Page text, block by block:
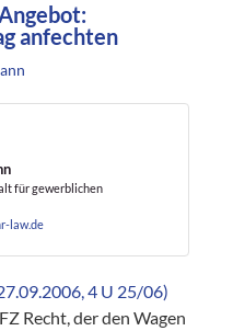
anfechten
für gewerblichen
law.de
4 U 25/06)
Recht, der den Wagen